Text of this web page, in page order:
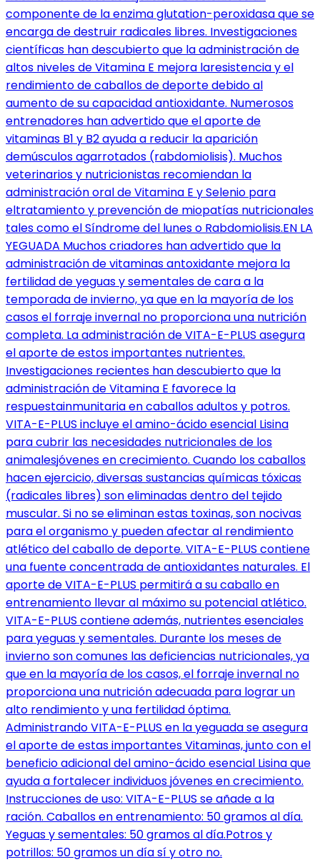
componente de la enzima glutation-peroxidasa que se
encarga de destruir radicales libres. Investigaciones
científicas han descubierto que la administración de
altos niveles de Vitamina E mejora laresistencia y el
rendimiento de caballos de deporte debido al
aumento de su capacidad antioxidante. Numerosos
entrenadores han advertido que el aporte de
vitaminas B1 y B2 ayuda a reducir la aparición
demúsculos agarrotados (rabdomiolisis). Muchos
veterinarios y nutricionistas recomiendan la
administración oral de Vitamina E y Selenio para
eltratamiento y prevención de miopatías nutricionales
tales como el Síndrome del lunes o Rabdomiolisis.EN LA
YEGUADA Muchos criadores han advertido que la
administración de vitaminas antoxidante mejora la
fertilidad de yeguas y sementales de cara a la
temporada de invierno, ya que en la mayoría de los
casos el forraje invernal no proporciona una nutrición
completa. La administración de VITA-E-PLUS asegura
el aporte de estos importantes nutrientes.
Investigaciones recientes han descubierto que la
administración de Vitamina E favorece la
respuestainmunitaria en caballos adultos y potros.
VITA-E-PLUS incluye el amino-ácido esencial Lisina
para cubrir las necesidades nutricionales de los
animalesjóvenes en crecimiento. Cuando los caballos
hacen ejercicio, diversas sustancias químicas tóxicas
(radicales libres) son eliminadas dentro del tejido
muscular. Si no se eliminan estas toxinas, son nocivas
para el organismo y pueden afectar al rendimiento
atlético del caballo de deporte. VITA-E-PLUS contiene
una fuente concentrada de antioxidantes naturales. El
aporte de VITA-E-PLUS permitirá a su caballo en
entrenamiento llevar al máximo su potencial atlético.
VITA-E-PLUS contiene además, nutrientes esenciales
para yeguas y sementales. Durante los meses de
invierno son comunes las deficiencias nutricionales, ya
que en la mayoría de los casos, el forraje invernal no
proporciona una nutrición adecuada para lograr un
alto rendimiento y una fertilidad óptima.
Administrando VITA-E-PLUS en la yeguada se asegura
el aporte de estas importantes Vitaminas, junto con el
beneficio adicional del amino-ácido esencial Lisina que
ayuda a fortalecer individuos jóvenes en crecimiento.
Instrucciones de uso: VITA-E-PLUS se añade a la
ración. Caballos en entrenamiento: 50 gramos al día.
Yeguas y sementales: 50 gramos al día.Potros y
potrillos: 50 gramos un día sí y otro no.